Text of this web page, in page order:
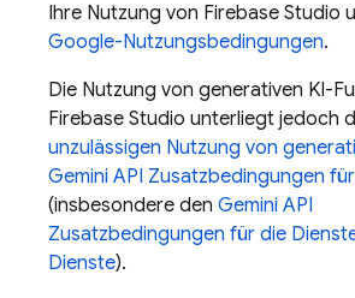
Ihre Nutzung von Firebase Studio
Google-Nutzungsbedingungen.
Die Nutzung von generativen KI-
Firebase Studio unterliegt jedoch
unzulässigen Nutzung von
Gemini API Zusatzbedingungen
(insbesondere den Gemini API
Zusatzbedingungen für die
Dienste).